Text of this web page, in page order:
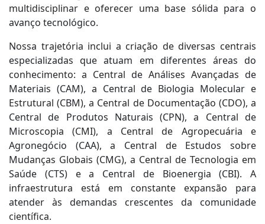
multidisciplinar e oferecer uma base sólida para o
avanço tecnológico.
Nossa trajetória inclui a criação de diversas centrais
especializadas que atuam em diferentes áreas do
conhecimento: a Central de Análises Avançadas de
Materiais (CAM), a Central de Biologia Molecular e
Estrutural (CBM), a Central de Documentação (CDO), a
Central de Produtos Naturais (CPN), a Central de
Microscopia (CMI), a Central de Agropecuária e
Agronegócio (CAA), a Central de Estudos sobre
Mudanças Globais (CMG), a Central de Tecnologia em
Saúde (CTS) e a Central de Bioenergia (CBI). A
infraestrutura está em constante expansão para
atender às demandas crescentes da comunidade
científica.